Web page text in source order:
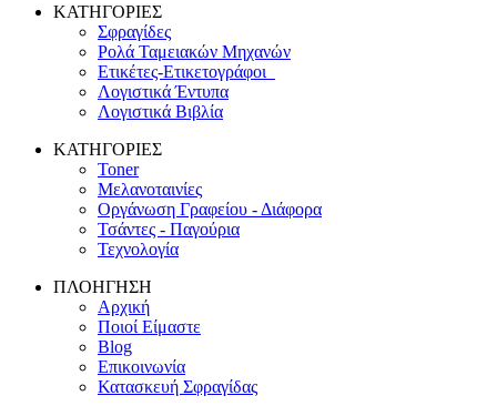
ΚΑΤΗΓΟΡΙΕΣ
Σφραγίδες
Ρολά Ταμειακών Μηχανών
Ετικέτες-Ετικετογράφοι
Λογιστικά Έντυπα
Λογιστικά Βιβλία
ΚΑΤΗΓΟΡΙΕΣ
Toner
Μελανοταινίες
Οργάνωση Γραφείου - Διάφορα
Τσάντες - Παγούρια
Τεχνολογία
ΠΛΟΗΓΗΣΗ
Αρχική
Ποιοί Είμαστε
Blog
Επικοινωνία
Κατασκευή Σφραγίδας